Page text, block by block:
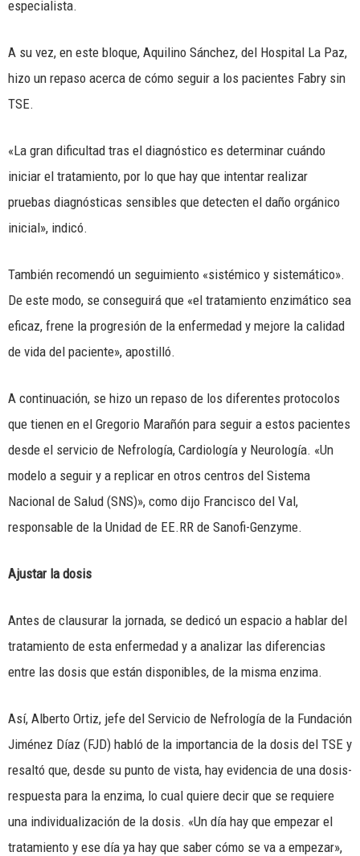
especialista.
A su vez, en este bloque, Aquilino Sánchez, del Hospital La Paz,
hizo un repaso acerca de cómo seguir a los pacientes Fabry sin
TSE.
«La gran dificultad tras el diagnóstico es determinar cuándo
iniciar el tratamiento, por lo que hay que intentar realizar
pruebas diagnósticas sensibles que detecten el daño orgánico
inicial», indicó.
También recomendó un seguimiento «sistémico y sistemático».
De este modo, se conseguirá que «el tratamiento enzimático sea
eficaz, frene la progresión de la enfermedad y mejore la calidad
de vida del paciente», apostilló.
A continuación, se hizo un repaso de los diferentes protocolos
que tienen en el Gregorio Marañón para seguir a estos pacientes
desde el servicio de Nefrología, Cardiología y Neurología. «Un
modelo a seguir y a replicar en otros centros del Sistema
Nacional de Salud (SNS)», como dijo Francisco del Val,
responsable de la Unidad de EE.RR de Sanofi-Genzyme.
Ajustar la dosis
Antes de clausurar la jornada, se dedicó un espacio a hablar del
tratamiento de esta enfermedad y a analizar las diferencias
entre las dosis que están disponibles, de la misma enzima.
Así, Alberto Ortiz, jefe del Servicio de Nefrología de la Fundación
Jiménez Díaz (FJD) habló de la importancia de la dosis del TSE y
resaltó que, desde su punto de vista, hay evidencia de una dosis-
respuesta para la enzima, lo cual quiere decir que se requiere
una individualización de la dosis. «Un día hay que empezar el
tratamiento y ese día ya hay que saber cómo se va a empezar»,